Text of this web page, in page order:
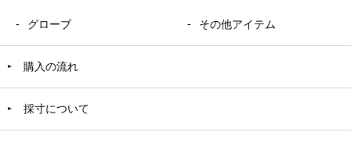
グローブ その他アイテム
購入の流れ
採寸について